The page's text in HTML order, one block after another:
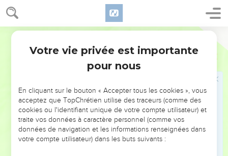
Actes 13
vous-mêmes ne vous jugez pas dignes d’avoir part à la vie
éternelle, nous nous tournons vers ceux qui ne sont pas
Juifs.
Car le Seigneur a bien défini notre mission lorsqu’il a dit :
Je t’ai établi pour que tu sois la lumière des nations, et pour
Quand les non-Juifs les entendirent parler ainsi, ils furent
remplis de joie, ils se mirent à louer Dieu pour sa Parole et
tous ceux qui étaient destinés à la vie éternelle crurent.
La Parole du Seigneur se répandait dans toute la contrée
Votre vie privée est importante
pour nous
En cliquant sur le bouton « Accepter tous les cookies », vous
acceptez que TopChrétien utilise des traceurs (comme des
cookies ou l'identifiant unique de votre compte utilisateur) et
traite vos données à caractère personnel (comme vos
données de navigation et les informations renseignées dans
votre compte utilisateur) dans les buts suivants :